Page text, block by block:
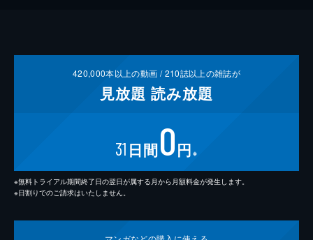
420,000本以上の動画 /210誌以上の雑誌が
見放題 読み放題
31 日間0円 ※
※無料トライアル期間終了日の翌日が属する月から月額料金が発生します。
※日割りでのご請求はいたしません。